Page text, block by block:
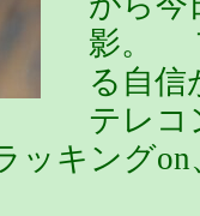
影。
る自信
テレコ
キングon